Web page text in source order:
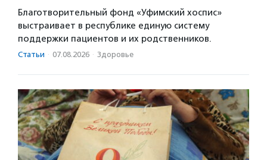
Благотворительный фонд «Уфимский хоспис»
выстраивает в республике единую систему
поддержки пациентов и их родственников.
Статьи · 07.08.2026 · Здоровье